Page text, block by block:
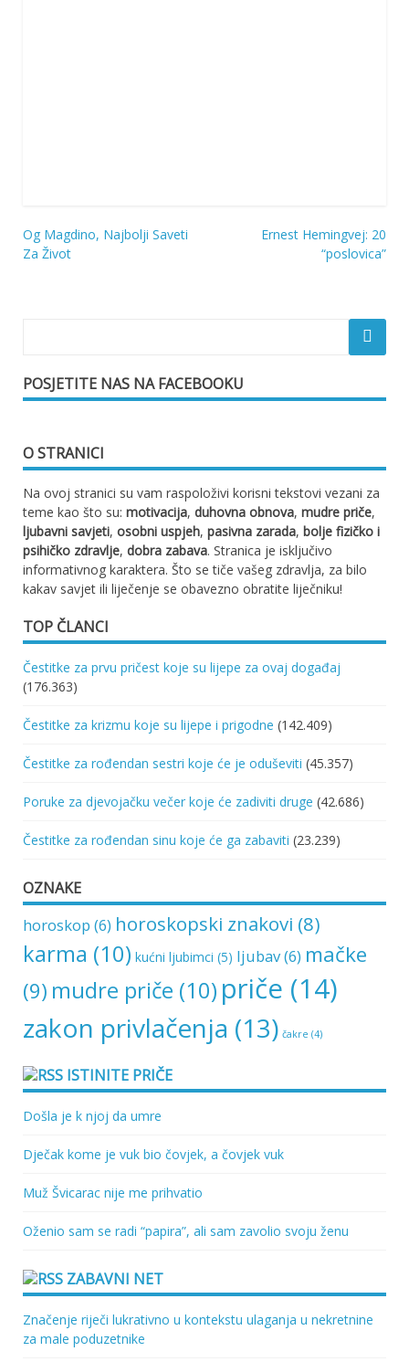
Navigacija
Og Magdino, Najbolji Saveti
Za Život
Ernest Hemingvej: 20
“poslovica”
POSJETITE NAS NA FACEBOOKU
O STRANICI
Na ovoj stranici su vam raspoloživi korisni tekstovi vezani za
teme kao što su: motivacija, duhovna obnova, mudre priče,
ljubavni savjeti, osobni uspjeh, pasivna zarada, bolje fizičko i
psihičko zdravlje, dobra zabava. Stranica je isključivo
informativnog karaktera. Što se tiče vašeg zdravlja, za bilo
kakav savjet ili liječenje se obavezno obratite liječniku!
TOP ČLANCI
Čestitke za prvu pričest koje su lijepe za ovaj događaj
(176.363)
Čestitke za krizmu koje su lijepe i prigodne (142.409)
Čestitke za rođendan sestri koje će je oduševiti (45.357)
Poruke za djevojačku večer koje će zadiviti druge (42.686)
Čestitke za rođendan sinu koje će ga zabaviti (23.239)
OZNAKE
horoskop (6) horoskopski znakovi (8)
karma (10) kućni ljubimci (5) ljubav(6) mačke
(9) mudre priče (10) priče (14)
zakon privlačenja (13) čakre (4)
ISTINITE PRIČE
Došla je k njoj da umre
Dječak kome je vuk bio čovjek, a čovjek vuk
Muž Švicarac nije me prihvatio
Oženio sam se radi “papira”, ali sam zavolio svoju ženu
ZABAVNI NET
Značenje riječi lukrativno u kontekstu ulaganja u nekretnine
za male poduzetnike